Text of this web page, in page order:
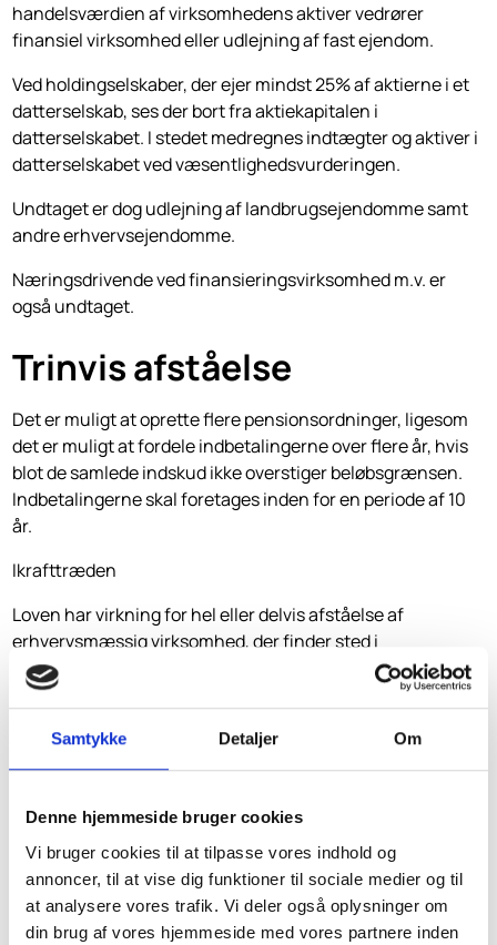
Samtykke Detaljer Om
Denne hjemmeside bruger cookies
Vi bruger cookies til at tilpasse vores indhold og
annoncer, til at vise dig funktioner til sociale medier og til
at analysere vores trafik. Vi deler også oplysninger om
din brug af vores hjemmeside med vores partnere inden
handelsværdien af virksomhedens aktiver vedrører
finansiel virksomhed eller udlejning af fast ejendom.
Ved holdingselskaber, der ejer mindst 25% af aktierne i et
datterselskab, ses der bort fra aktiekapitalen i
datterselskabet. I stedet medregnes indtægter og aktiver i
datterselskabet ved væsentlighedsvurderingen.
Undtaget er dog udlejning af landbrugsejendomme samt
andre erhvervsejendomme.
Næringsdrivende ved finansieringsvirksomhed m.v. er
også undtaget.
Trinvis afståelse
Det er muligt at oprette flere pensionsordninger, ligesom
det er muligt at fordele indbetalingerne over flere år, hvis
blot de samlede indskud ikke overstiger beløbsgrænsen.
Indbetalingerne skal foretages inden for en periode af 10
år.
Ikrafttræden
Loven har virkning for hel eller delvis afståelse af
erhvervsmæssig virksomhed, der finder sted i
indkomståret 2001 eller senere.
SkatteInform påtager sig ikke ansvar for dispositioner,
der måtte træffes på baggrund af dette nyhedsbrev
uden forudgående rådgivning. Vi påtager os ligeledes